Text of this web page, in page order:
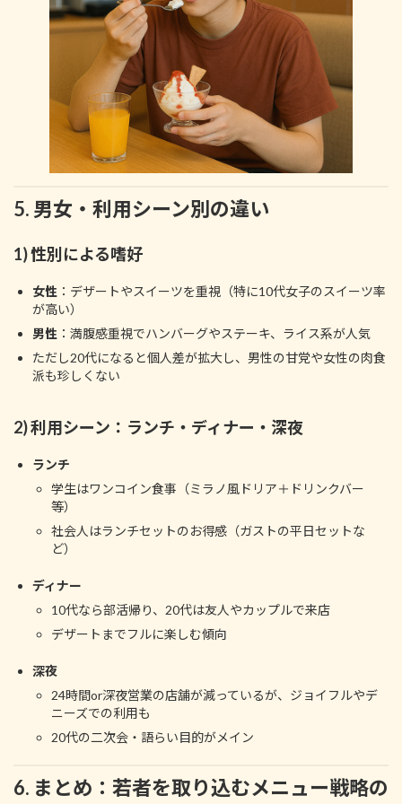
5. 男女・利用シーン別の違い
1) 性別による嗜好
女性 ：デザートやスイーツを重視（特に10代女子のスイーツ率
が高い）
男性 ：満腹感重視でハンバーグやステーキ、ライス系が人気
ただし20代になると個人差が拡大し、男性の甘党や女性の肉食
派も珍しくない
2) 利用シーン：ランチ・ディナー・深夜
ランチ
学生はワンコイン食事（ミラノ風ドリア＋ドリンクバー
等）
社会人はランチセットのお得感（ガストの平日セットな
ど）
ディナー
10代なら部活帰り、20代は友人やカップルで来店
デザートまでフルに楽しむ傾向
深夜
24時間or深夜営業の店舗が減っているが、ジョイフルやデ
ニーズでの利用も
20代の二次会・語らい目的がメイン
6. まとめ：若者を取り込むメニュー戦略の